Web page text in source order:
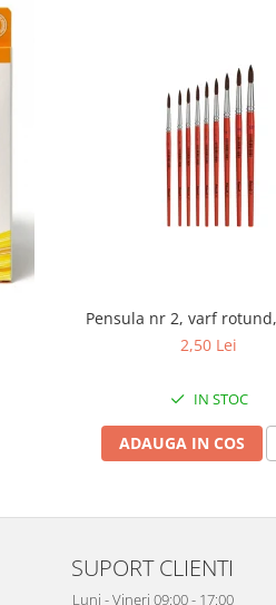
Pensula nr 2, varf
2,50 Lei
IN STOC
ADAUGA IN COS
SUPORT CLIENTI
Luni - Vineri 09:00 - 17:00